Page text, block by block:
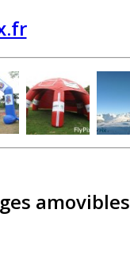
amovibles